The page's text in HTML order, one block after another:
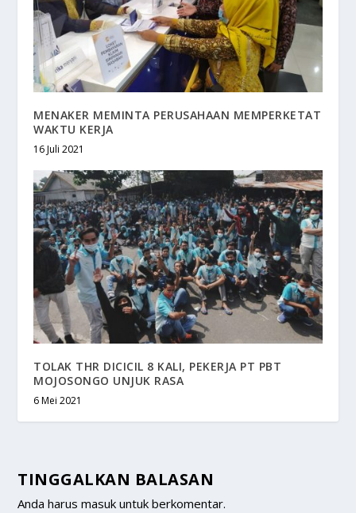
MENAKER MEMINTA PERUSAHAAN MEMPERKETAT
WAKTU KERJA
16 Juli 2021
TOLAK THR DICICIL 8 KALI, PEKERJA PT PBT
MOJOSONGO UNJUK RASA
6 Mei 2021
TINGGALKAN BALASAN
Anda harusmasuk untuk berkomentar.